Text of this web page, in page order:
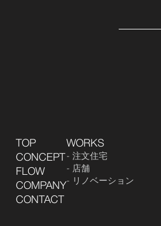
TOP
CONCEPT
FLOW
COMPANY
CONTACT
WORKS
注文住宅
店舗
リノベーション